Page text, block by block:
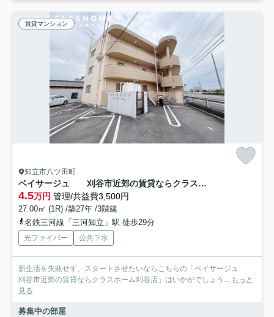
賃貸マンション
知立市八ツ田町
ベイサージュ 刈谷市近郊の賃貸ならクラスホーム刈谷店
4.5万円 管理/共益費3,500円
27.00㎡ (1R) /築27年 /3階建
名鉄三河線「三河知立」駅 徒歩29分
光ファイバー 公共下水
新生活を失敗せず、スタートさせたいならこちらの「ベイサージュ
刈谷市近郊の賃貸ならクラスホーム刈谷店」はいかがでしょう... もっと
見る
募集中の部屋